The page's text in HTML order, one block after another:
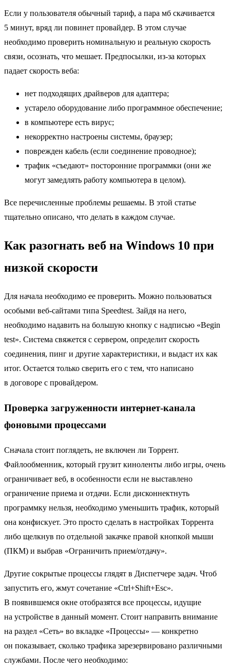
Если у пользователя обычный тариф, а пара мб скачивается
5 минут, вряд ли повинет провайдер. В этом случае
необходимо проверить номинальную и реальную скорость
связи, осознать, что мешает. Предпосылки, из-за которых
падает скорость веба:
нет подходящих драйверов для адаптера;
устарело оборудование либо программное обеспечение;
в компьютере есть вирус;
некорректно настроены системы, браузер;
поврежден кабель (если соединение проводное);
трафик «съедают» посторонние программки (они же
могут замедлять работу компьютера в целом).
Все перечисленные проблемы решаемы. В этой статье
тщательно описано, что делать в каждом случае.
Как разогнать веб на Windows 10 при
низкой скорости
Для начала необходимо ее проверить. Можно пользоваться
особыми веб-сайтами типа Speedtest. Зайдя на него,
необходимо надавить на большую кнопку с надписью «Begin
test». Система свяжется с сервером, определит скорость
соединения, пинг и другие характеристики, и выдаст их как
итог. Остается только сверить его с тем, что написано
в договоре с провайдером.
Проверка загруженности интернет-канала
фоновыми процессами
Сначала стоит поглядеть, не включен ли Торрент.
Файлообменник, который грузит киноленты либо игры, очень
ограничивает веб, в особенности если не выставлено
ограничение приема и отдачи. Если дисконнектнуть
программку нельзя, необходимо уменьшить трафик, который
она конфискует. Это просто сделать в настройках Торрента
либо щелкнув по отдельной закачке правой кнопкой мыши
(ПКМ) и выбрав «Ограничить прием/отдачу».
Другие сокрытые процессы глядят в Диспетчере задач. Чтоб
запустить его, жмут сочетание «Ctrl+Shift+Esc».
В появившемся окне отобразятся все процессы, идущие
на устройстве в данный момент. Стоит направить внимание
на раздел «Сеть» во вкладке «Процессы» — конкретно
он показывает, сколько трафика зарезервировано различными
службами. После чего необходимо: